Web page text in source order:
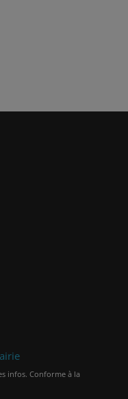
infos. Conforme à la